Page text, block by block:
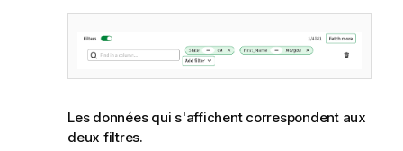
Les données qui s'affichent correspondent aux
deux filtres.